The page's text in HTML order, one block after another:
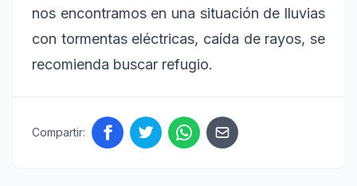
nos encontramos en una situación de lluvias
con tormentas eléctricas, caída de rayos, se
recomienda buscar refugio.
Compartir: